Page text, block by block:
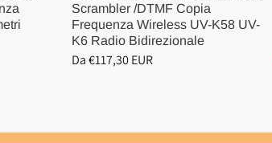
Scrambler /DTMF Copia
Frequenza Wireless UV-K58 UV-
K6 Radio Bidirezionale
Da €117,30 EUR